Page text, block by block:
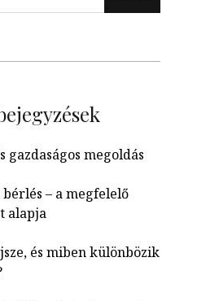
gazdaságos megoldás
– a megfelelő
alapja
és miben különbözik